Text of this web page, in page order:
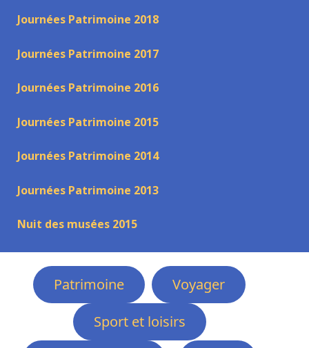
Journées Patrimoine 2018
Journées Patrimoine 2017
Journées Patrimoine 2016
Journées Patrimoine 2015
Journées Patrimoine 2014
Journées Patrimoine 2013
Nuit des musées 2015
Patrimoine
Voyager
Sport et loisirs